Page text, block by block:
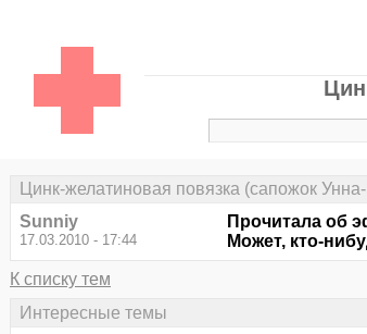
Цинк-желатиновая повязка (сапожок
Sunniy
17.03.2010 - 17:44
Прочитала об
Может, кто-
К списку тем
Интересные темы